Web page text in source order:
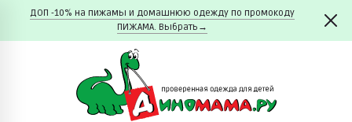
ДОП -10% на пижамы и домашнюю одежду по промокоду
ПИЖАМА. Выбрать→